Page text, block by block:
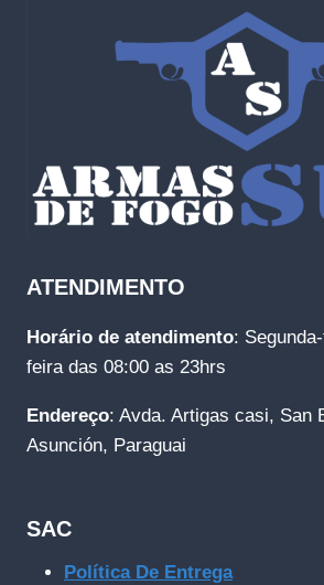
ATENDIMENTO
Horário de atendimento:
feira das 08:00 as 23hrs
Endereço: Avda. Artigas casi, San
Asunción, Paraguai
SAC
Política De Entrega